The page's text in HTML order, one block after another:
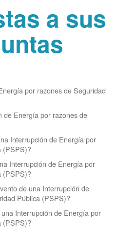
a sus
por razones de Seguridad
de Energía por razones de
Interrupción de Energía por
(PSPS)?
Interrupción de Energía por
(PSPS)?
de una Interrupción de
Pública (PSPS)?
Interrupción de Energía por
(PSPS)?